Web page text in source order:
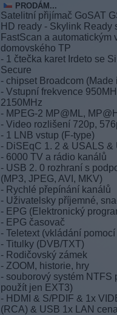
PRODÁM...
Satelitní přijímač GoSAT
HD ready - Skylink Ready
FastScan a automatickým
domovského TP
- 1 čtečka karet Irdeto se
Secure
- chipset Broadcom (Made
- Vstupní frekvence
2150MHz
- MPEG-2 MP@ML,
- Video rozlišení 720p,
- 1 LNB vstup (F-type)
- DiSEqC 1. 2 & USALS &
- 6000 TV a rádio kanálů
- USB 2. 0 rozhraní s
(MP3, JPEG, AVI, MKV)
- Rychlé přepínání kanálů
- Uživatelsky příjemné,
- EPG (Elektronický
- EPG časovač
- Teletext (vkládání
- Titulky (DVB/TXT)
- Rodičovský zámek
- ZOOM, historie, hry
- souborový systém
použít jen EXT3)
- HDMI & S/PDIF & 1x
(RCA) & USB 1x LAN